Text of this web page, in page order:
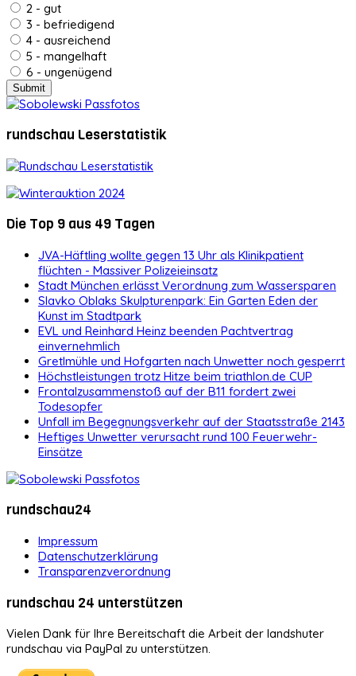
2 - gut
3 - befriedigend
4 - ausreichend
5 - mangelhaft
6 - ungenügend
rundschau Leserstatistik
Die Top 9 aus 49 Tagen
JVA-Häftling wollte gegen 13 Uhr als Klinikpatient
flüchten - Massiver Polizeieinsatz
Stadt München erlässt Verordnung zum Wassersparen
Slavko Oblaks Skulpturenpark: Ein Garten Eden der
Kunst im Stadtpark
EVL und Reinhard Heinz beenden Pachtvertrag
einvernehmlich
Gretlmühle und Hofgarten nach Unwetter noch gesperrt
Höchstleistungen trotz Hitze beim triathlon.de CUP
Frontalzusammenstoß auf der B11 fordert zwei
Todesopfer
Unfall im Begegnungsverkehr auf der Staatsstraße 2143
Heftiges Unwetter verursacht rund 100 Feuerwehr-
Einsätze
rundschau24
Impressum
Datenschutzerklärung
Transparenzverordnung
rundschau 24 unterstützen
Vielen Dank für Ihre Bereitschaft die Arbeit der landshuter
rundschau via PayPal zu unterstützen.